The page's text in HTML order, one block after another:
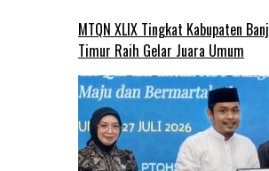
MTQN XLIX Tingkat Kabupaten
Timur Raih Gelar Juara Umum